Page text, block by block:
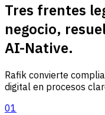
Tres frentes
negocio,
AI-Native.
Rafik convierte
digital en procesos
01